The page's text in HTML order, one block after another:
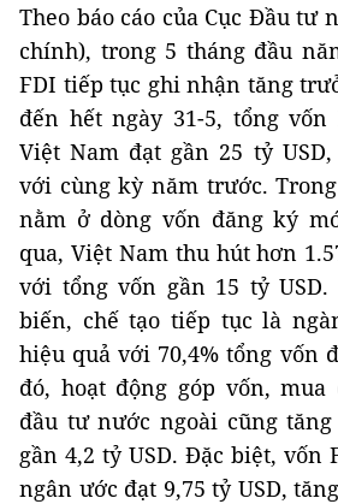
Theo báo cáo của Cục Đầu tư
chính), trong 5 tháng đầu
FDI tiếp tục ghi nhận tăng
đến hết ngày 31-5, tổng
Việt Nam đạt gần 25 tỷ
với cùng kỳ năm trước.
nằm ở dòng vốn đăng ký
qua, Việt Nam thu hút hơn
với tổng vốn gần 15 tỷ USD.
biến, chế tạo tiếp tục là
hiệu quả với 70,4% tổng vốn
đó, hoạt động góp vốn, mua
đầu tư nước ngoài cũng tăng
gần 4,2 tỷ USD. Đặc biệt, vốn
ngân ước đạt 9,75 tỷ USD,